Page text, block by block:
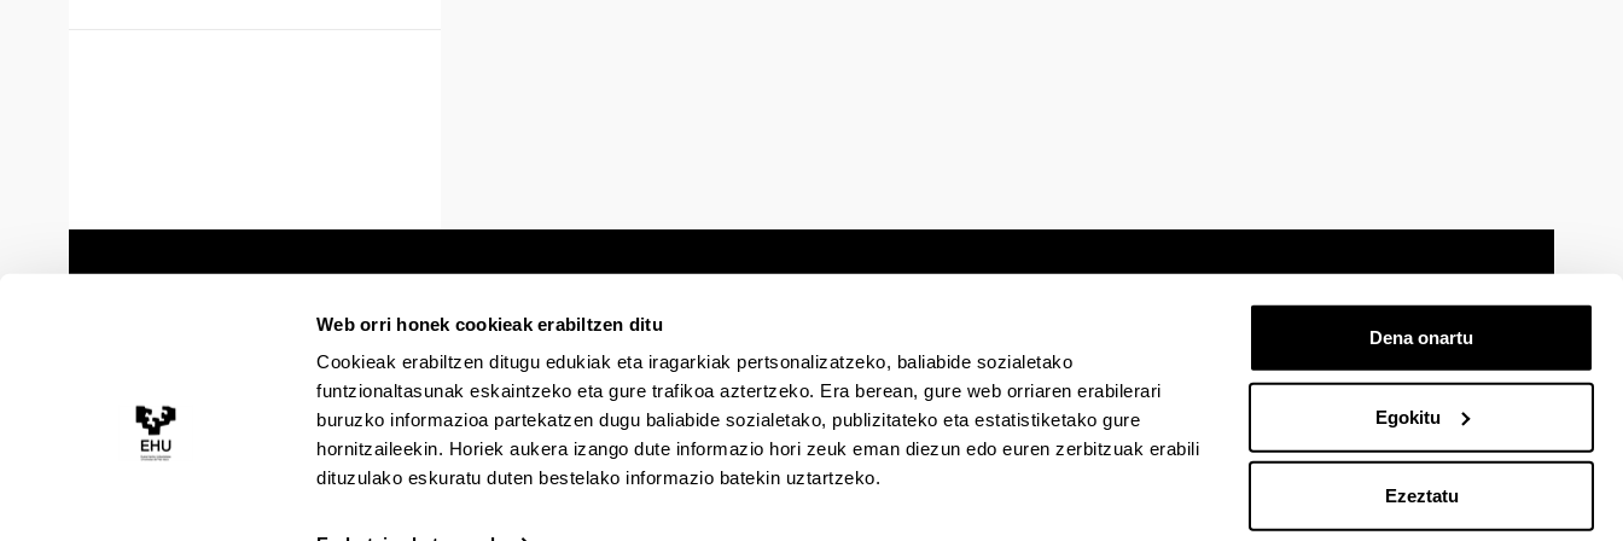
Web orri honek cookieak erabiltzen ditu
Cookieak erabiltzen ditugu edukiak eta iragarkiak pertsonalizatzeko, baliabide sozialetako
funtzionaltasunak eskaintzeko eta gure trafikoa aztertzeko. Era berean, gure web orriaren erabilerari
buruzko informazioa partekatzen dugu baliabide sozialetako, publizitateko eta estatistiketako gure
hornitzaileekin. Horiek aukera izango dute informazio hori zeuk eman diezun edo euren zerbitzuak erabili
dituzulako eskuratu duten bestelako informazio batekin uztartzeko.
Dena onartu
Egokitu
Ezeztatu
Egoitza elektronikoa Irisgarritasuna Lege oharra Laguntza Kontaktua
EHU Tiktok-enEHU Bluesky-nEHU Facebook-enEHU Linkedin-enEHU Instagram-enEHU Youtube-enEHU Vimeo-enEHU Flickr-en